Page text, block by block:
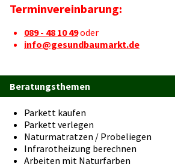
Terminvereinbarung:
089 - 48 10 49oder
info@gesundbaumarkt.de
Beratungsthemen
Parkett kaufen
Parkett verlegen
Naturmatratzen / Probeliegen
Infrarotheizung berechnen
Arbeiten mit Naturfarben